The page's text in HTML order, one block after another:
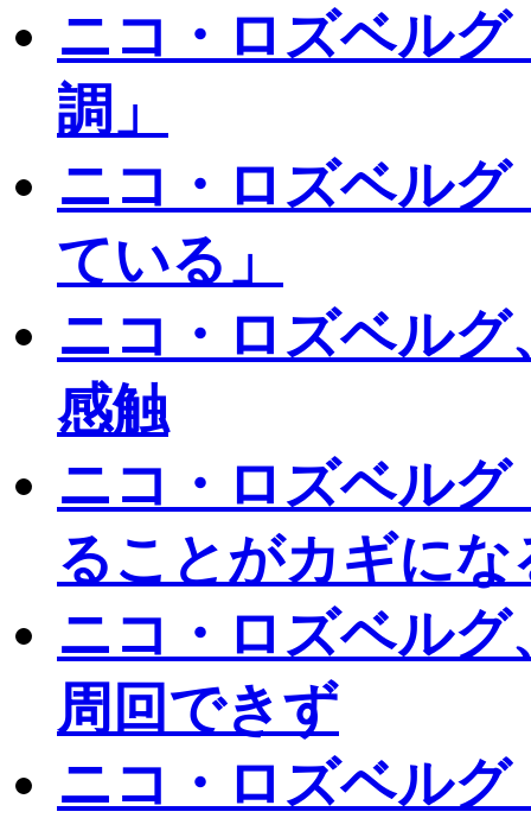
ニコ・ロズベル
調」
ニコ・ロズベル
ている」
ニコ・ロズベル
感触
ニコ・ロズベル
ることがカギにな
ニコ・ロズベル
周回できず
ニコ・ロズベル